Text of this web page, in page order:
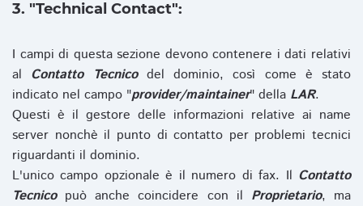
3. "Technical Contact":
I campi di questa sezione devono contenere i dati relativi
al Contatto Tecnicodel dominio, così come è stato
indicato nel campo "provider/maintainer" della LAR.
Questi è il gestore delle informazioni relative ai name
server nonchè il punto di contatto per problemi tecnici
riguardanti il dominio.
L'unico campo opzionale è il numero di fax. Il Contatto
Tecnicopuò anche coincidere con il Proprietario, ma